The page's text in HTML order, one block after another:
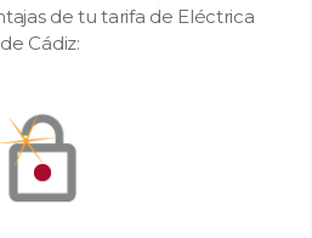
de tu tarifa de Eléctrica
de Cádiz: